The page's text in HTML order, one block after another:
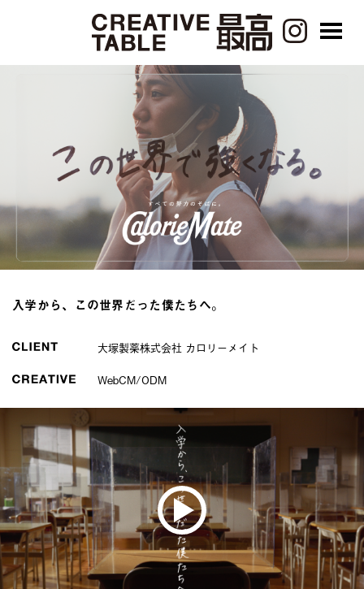
入学から、この世界だった僕たちへ。
大塚製薬株式会社 カロリーメイト
WebCM/ODM